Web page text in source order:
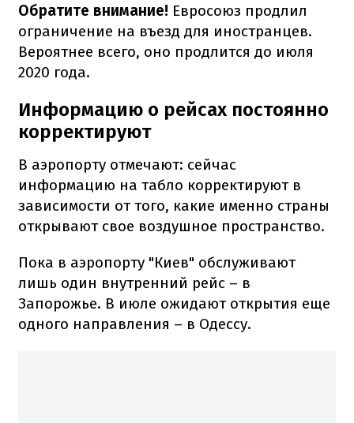
Обратите внимание! Евросоюз продлил
ограничение на въезд для иностранцев.
Вероятнее всего, оно продлится до июля
2020 года.
Информацию о рейсах постоянно
корректируют
В аэропорту отмечают: сейчас
информацию на табло корректируют в
зависимости от того, какие именно страны
открывают свое воздушное пространство.
Пока в аэропорту "Киев" обслуживают
лишь один внутренний рейс – в
Запорожье. В июле ожидают открытия еще
одного направления – в Одессу.